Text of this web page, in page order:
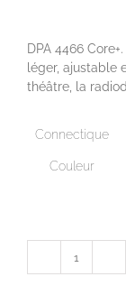
DPA 4466
léger, ajustable
théâtre, la
Connectique
Couleur
quantité